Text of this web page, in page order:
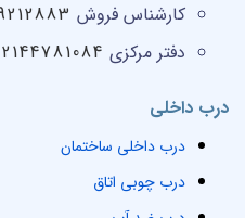
درب داخلی
درب داخلی ساختمان
درب چوبی اتاق
کارشناس فروش
دفتر مرکزی